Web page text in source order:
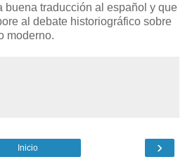
buena traducción al español y que
al debate historiográfico sobre
moderno.
›
Inicio